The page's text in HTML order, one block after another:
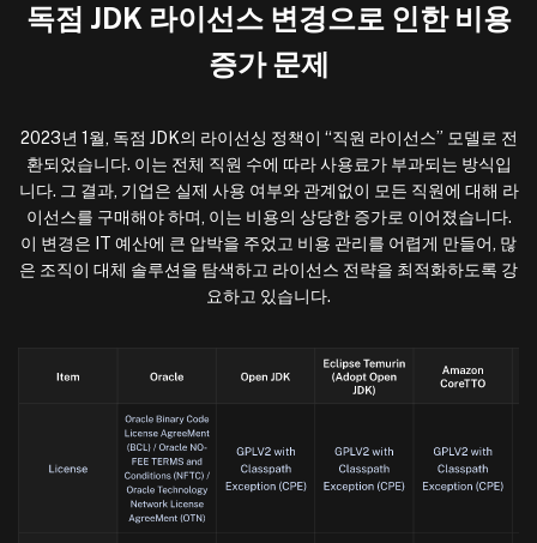
독점 JDK 라이선스 변경으로 인한 비용
증가 문제
2023년 1월, 독점 JDK의 라이선싱 정책이 “직원 라이선스” 모델로 전
환되었습니다. 이는 전체 직원 수에 따라 사용료가 부과되는 방식입
니다. 그 결과, 기업은 실제 사용 여부와 관계없이 모든 직원에 대해 라
이선스를 구매해야 하며, 이는 비용의 상당한 증가로 이어졌습니다.
이 변경은 IT 예산에 큰 압박을 주었고 비용 관리를 어렵게 만들어, 많
은 조직이 대체 솔루션을 탐색하고 라이선스 전략을 최적화하도록 강
요하고 있습니다.